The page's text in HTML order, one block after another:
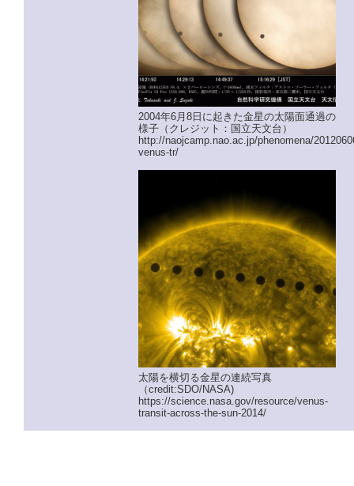
2004年6月8日に起きた金星の太陽面通過の
様子（クレジット：国立天文台）
http://naojcamp.nao.ac.jp/phenomena/
venus-tr/
太陽を横切る金星の連続写真
（credit:SDO/NASA)
https://science.nasa.gov/resource/venus-
transit-across-the-sun-2014/